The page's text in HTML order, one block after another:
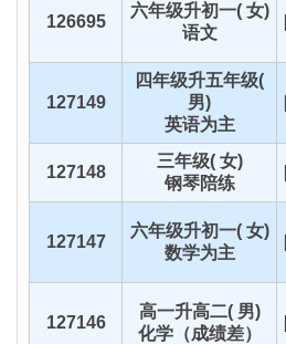
126695
六年级升初一( 女)
语文
127149
四年级升五年级(
男)
英语为主
127148
三年级( 女)
钢琴陪练
127147
六年级升初一( 女)
数学为主
127146
高一升高二( 男)
化学（成绩差）